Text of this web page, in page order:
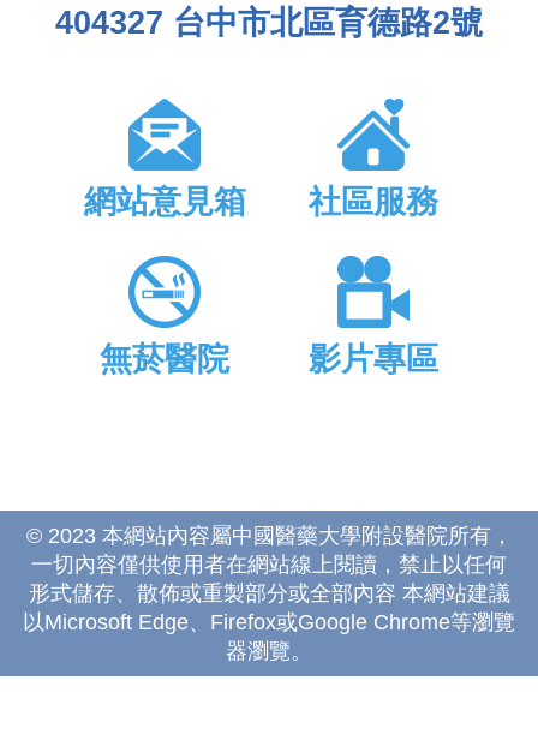
404327 台中市北區育德路2號
網站意見箱 社區服務
無菸醫院 影片專區
© 2023 本網站內容屬中國醫藥大學附設醫院所有，
一切內容僅供使用者在網站線上閱讀，禁止以任何
形式儲存、散佈或重製部分或全部內容 本網站建議
以Microsoft Edge、Firefox或Google Chrome等瀏覽
器瀏覽。